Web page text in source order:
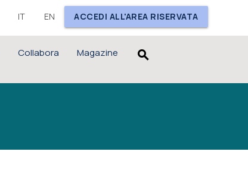
ACCEDI ALL'AREA RISERVATA
EN
IT
Collabora Magazine search